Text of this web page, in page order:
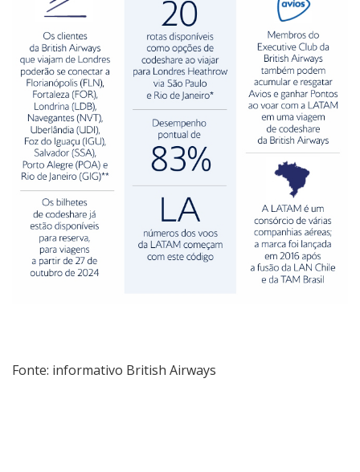
Fonte: informativo British Airways